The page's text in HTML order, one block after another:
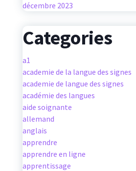
décembre 2023
Categories
a1
academie de la langue des signes
academie de langue des signes
académie des langues
aide soignante
allemand
anglais
apprendre
apprendre en ligne
apprentissage